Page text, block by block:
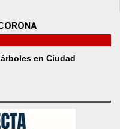
en Ciudad